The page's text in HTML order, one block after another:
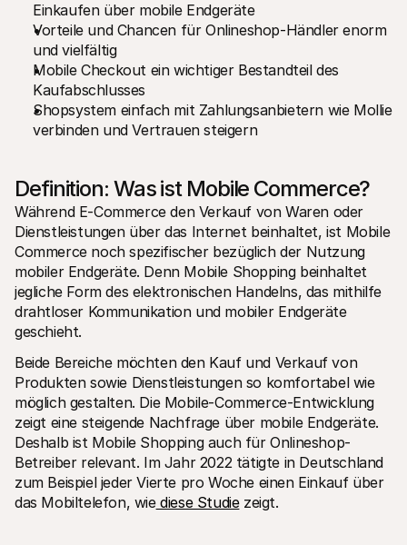
Für Endkunden
Warum steht Mollie auf Ihrem Kontoauszug?
Für Mollie-Händler
Kontaktieren Sie unseren Händler-Support
Sales-Team kontaktieren
Erfahren Sie, wie wir Ihrem Unternehmen helfen können
Einkaufen über mobile Endgeräte
Vorteile und Chancen für Onlineshop-Händler enorm
und vielfältig
Mobile Checkout ein wichtiger Bestandteil des
Kaufabschlusses
Shopsystem einfach mit Zahlungsanbietern wie Mollie
verbinden und Vertrauen steigern
Definition: Was ist Mobile Commerce?
Während E-Commerce den Verkauf von Waren oder
Dienstleistungen über das Internet beinhaltet, ist Mobile
Commerce noch spezifischer bezüglich der Nutzung
mobiler Endgeräte. Denn Mobile Shopping beinhaltet
jegliche Form des elektronischen Handelns, das mithilfe
drahtloser Kommunikation und mobiler Endgeräte
geschieht.
Beide Bereiche möchten den Kauf und Verkauf von
Produkten sowie Dienstleistungen so komfortabel wie
möglich gestalten. Die Mobile-Commerce-Entwicklung
zeigt eine steigende Nachfrage über mobile Endgeräte.
Deshalb ist Mobile Shopping auch für Onlineshop-
Betreiber relevant. Im Jahr 2022 tätigte in Deutschland
zum Beispiel jeder Vierte pro Woche einen Einkauf über
das Mobiltelefon, wie diese Studie zeigt.